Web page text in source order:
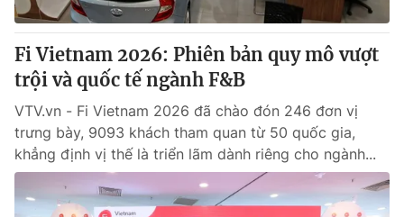
Fi Vietnam 2026: Phiên bản quy mô vượt
trội và quốc tế ngành F&B
VTV.vn - Fi Vietnam 2026 đã chào đón 246 đơn vị
trưng bày, 9093 khách tham quan từ 50 quốc gia,
khẳng định vị thế là triển lãm dành riêng cho ngành...